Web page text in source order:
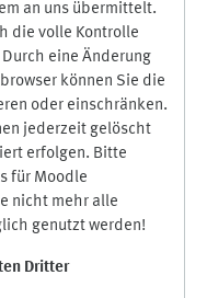
an uns übermittelt.
die volle Kontrolle
eine Änderung
können Sie die
oder einschränken.
jederzeit gelöscht
erfolgen. Bitte
für Moodle
nicht mehr alle
genutzt werden!
Dritter